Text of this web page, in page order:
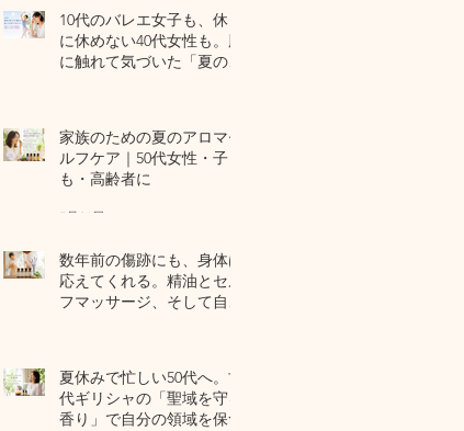
10代のバレエ女子も、休日
に休めない40代女性も。肌
に触れて気づいた「夏の全
家族のための夏のアロマセ
ルフケア｜50代女性・子ど
も・高齢者に
7月24日
数年前の傷跡にも、身体は
応えてくれる。精油とセル
フマッサージ、そして自己
夏休みで忙しい50代へ。古
代ギリシャの「聖域を守る
香り」で自分の領域を保つ